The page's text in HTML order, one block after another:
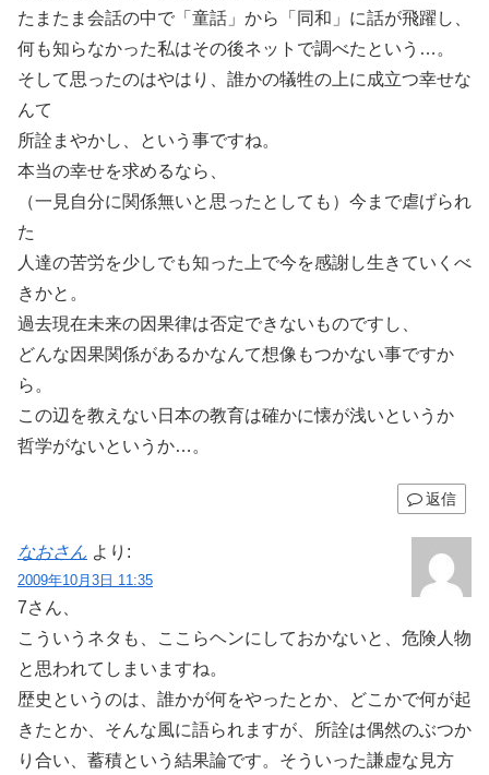
たまたま会話の中で「童話」から「同和」に話が飛躍し、
何も知らなかった私はその後ネットで調べたという…。
そして思ったのはやはり、誰かの犠牲の上に成立つ幸せな
んて
所詮まやかし、という事ですね。
本当の幸せを求めるなら、
（一見自分に関係無いと思ったとしても）今まで虐げられ
た
人達の苦労を少しでも知った上で今を感謝し生きていくべ
きかと。
過去現在未来の因果律は否定できないものですし、
どんな因果関係があるかなんて想像もつかない事ですか
ら。
この辺を教えない日本の教育は確かに懐が浅いというか
哲学がないというか…。
返信
なおさん より:
2009年10月3日 11:35
7さん、
こういうネタも、ここらヘンにしておかないと、危険人物
と思われてしまいますね。
歴史というのは、誰かが何をやったとか、どこかで何が起
きたとか、そんな風に語られますが、所詮は偶然のぶつか
り合い、蓄積という結果論です。そういった謙虚な見方